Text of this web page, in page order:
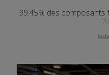
99,45% des composants